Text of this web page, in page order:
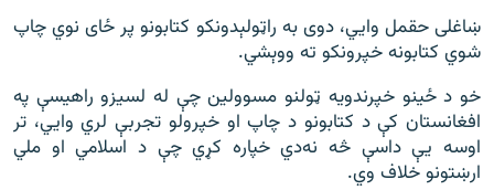
ښاغلی حقمل وایي، دوی به راټولېدونکو کتابونو پر ځای نوي چاپ
شوي کتابونه خپرونکو ته ووېشي.
خو د ځینو خپرندویه ټولنو مسوولین چې له لسیزو راهیسې په
افغانستان کې د کتابونو د چاپ او خپرولو تجربې لري وایي، تر
اوسه یې داسې څه نه‌‌دي خپاره کړي چې د اسلامي او ملي
ارښتونو خلاف وي.